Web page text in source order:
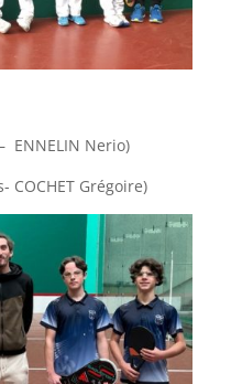
ENNELIN Nerio)
COCHET Grégoire)